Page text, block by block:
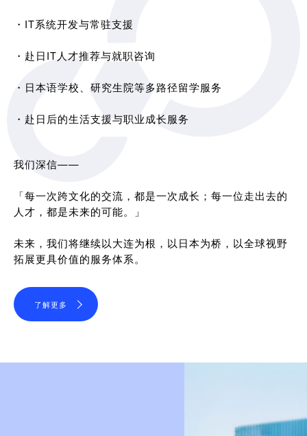
・IT系统开发与常驻支援
・赴日IT人才推荐与就职咨询
・日本语学校、研究生院等多路径留学服务
・赴日后的生活支援与职业成长服务
我们深信——
「每一次跨文化的交流，都是一次成长；每一位走出去的
人才，都是未来的可能。」
未来，我们将继续以大连为根，以日本为桥，以全球视野
拓展更具价值的服务体系。
了解更多